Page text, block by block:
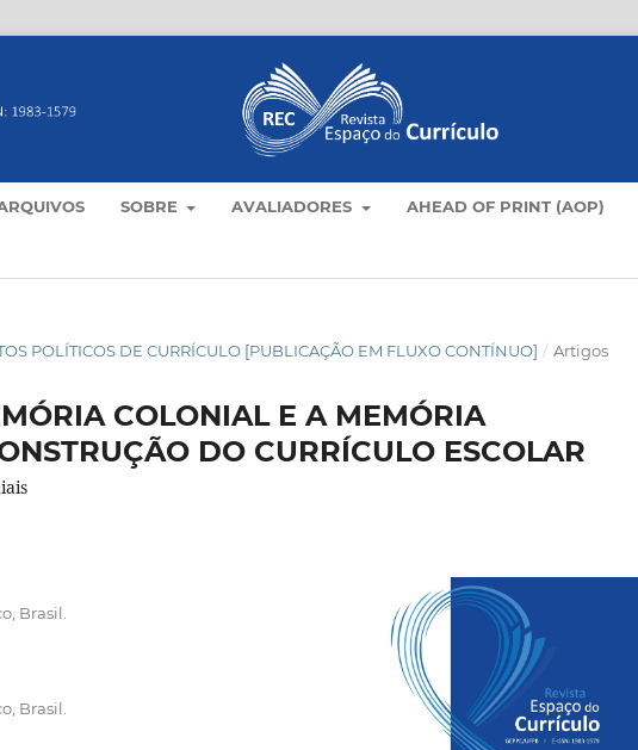
SOBRE AVALIADORES AHEAD OF PRINT (AOP)
POLÍTICOS DE CURRÍCULO [PUBLICAÇÃO EM FLUXO CONTÍNUO] / Artigos
COLONIAL E A MEMÓRIA
DO CURRÍCULO ESCOLAR
Brasil.
Brasil.